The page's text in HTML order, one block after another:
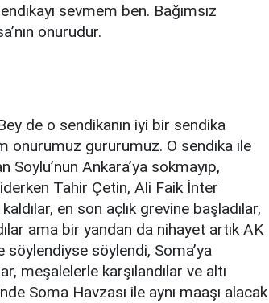
sevmem ben. Bağımsız
onurudur.
de o sendikanın iyi bir sendika
onurumuz gururumuz. O sendika ile
Ankara’ya sokmayıp,
Tahir Çetin, Ali Faik İnter
en son açlık grevine başladılar,
ama bir yandan da nihayet artık AK
söylendi, Soma’ya
meşalelerle karşılandılar ve altı
Soma Havzası ile aynı maaşı alacak